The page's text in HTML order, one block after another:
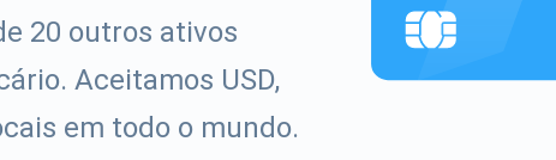
20 outros ativos
Aceitamos USD,
em todo o mundo.